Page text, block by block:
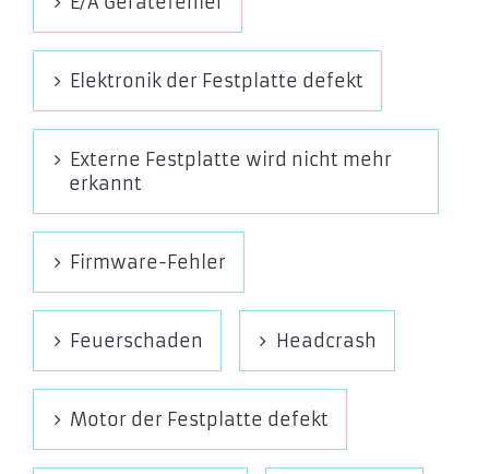
SecureDoc
Securstar DriveCrypt
Sentry 2020
SpyProof!
svnd / vnconfig
Transparent Data Encryption
TRESOR
TrueCrypt
BitLocker Drive Encryption
Encrypting File System EFS
FileVault / FileVault 2
Elektronik der Festplatte defekt
Externe Festplatte wird nicht mehr
erkannt
Firmware-Fehler
Feuerschaden Headcrash
Motor der Festplatte defekt